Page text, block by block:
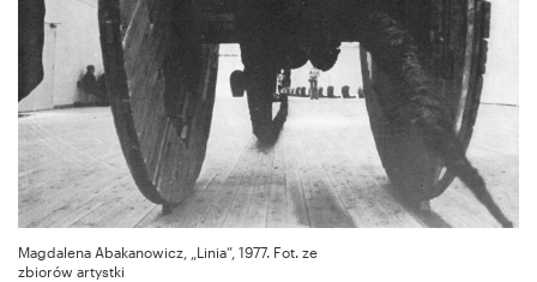
Magdalena Abakanowicz, „Linia”, 1977. Fot. ze
zbiorów artystki